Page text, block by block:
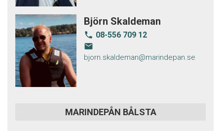
Björn Skaldeman
local_phone 08-556 709 12
email
bjorn.skaldeman@marindepan.se
MARINDEPÅN BÅLSTA